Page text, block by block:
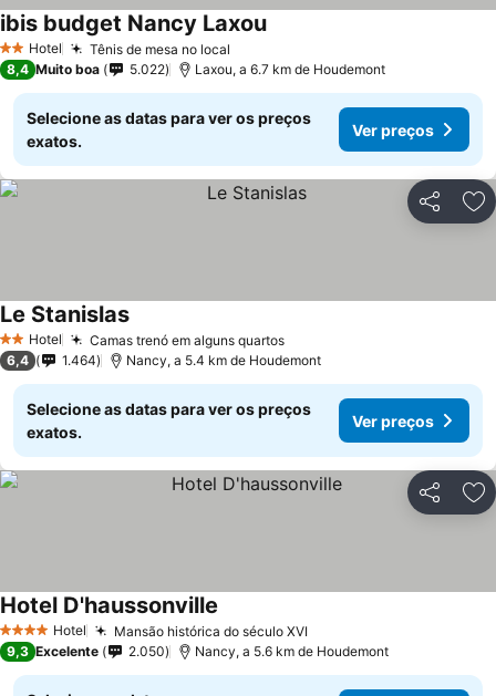
2 Estrelas
Hotel Tênis de mesa no local
ibis budget Nancy Laxou
8,4 Muito boa 5.022 Laxou, a 6.7 km de Houdemont
Selecione as datas para ver os preços
exatos.
Ver preços
Partilhar
2 Estrelas
Hotel Camas trenó em alguns quartos
Le Stanislas
6,4 1.464 Nancy, a 5.4 km de Houdemont
Selecione as datas para ver os preços
exatos.
Ver preços
Partilhar
4 EstrelasHotel Mansão histórica do século XVI
Hotel D'haussonville
9,3 Excelente 2.050 Nancy, a 5.6 km de Houdemont